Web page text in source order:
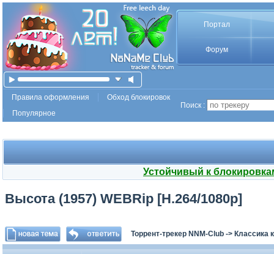
Портал
Форум
Правила оформления
Обход блокировок
Популярное
Поиск :
Устойчивый к
Высота (1957) WEBRip [H.264/1080p]
Торрент-трекер NNM-Club -> Классика